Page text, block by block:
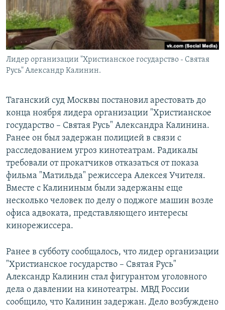
Лидер организации "Христианское государство - Святая
Русь" Александр Калинин.
Таганский суд Москвы постановил арестовать до
конца ноября лидера организации "Христианское
государство – Святая Русь" Александра Калинина.
Ранее он был задержан полицией в связи с
расследованием угроз кинотеатрам. Радикалы
требовали от прокатчиков отказаться от показа
фильма "Матильда" режиссера Алексея Учителя.
Вместе с Калининым были задержаны еще
несколько человек по делу о поджоге машин возле
офиса адвоката, представляющего интересы
кинорежиссера.
Ранее в субботу сообщалось, что лидер организации
"Христианское государство – Святая Русь"
Александр Калинин стал фигурантом уголовного
дела о давлении на кинотеатры. МВД России
сообщило, что Калинин задержан. Дело возбуждено